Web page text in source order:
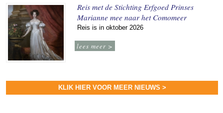
Reis met de Stichting Erfgoed Prinses
Marianne mee naar het Comomeer
Reis is in oktober 2026
lees meer >
KLIK HIER VOOR MEER NIEUWS >